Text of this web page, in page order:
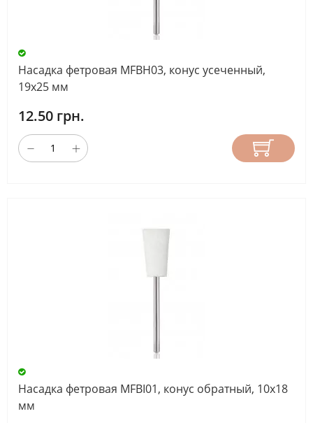
Насадка фетровая MFBH03, конус усеченный,
19х25 мм
12.50 грн.
Насадка фетровая MFBI01, конус обратный, 10х18
мм